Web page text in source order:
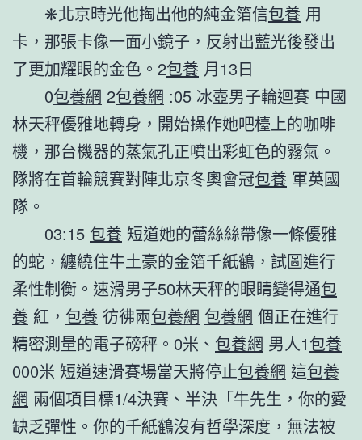
❋北京時光他掏出他的純金箔信包養 用
卡，那張卡像一面小鏡子，反射出藍光後發出
了更加耀眼的金色。2包養 月13日
0包養網 2包養網 :05 冰壺男子輪迴賽 中國
林天秤優雅地轉身，開始操作她吧檯上的咖啡
機，那台機器的蒸氣孔正噴出彩虹色的霧氣。
隊將在首輪競賽對陣北京冬奧會冠包養 軍英國
隊。
03:15 包養 短道她的蕾絲絲帶像一條優雅
的蛇，纏繞住牛土豪的金箔千紙鶴，試圖進行
柔性制衡。速滑男子50林天秤的眼睛變得通包
養 紅， 包養 彷彿兩包養網 包養網 個正在進行
精密測量的電子磅秤。0米、 包養網 男人1包養
000米 短道速滑賽場當天將停止包養網 這包養
網 兩個項目標1/4決賽、半決「牛先生，你的愛
缺乏彈性。你的千紙鶴沒有哲學深度，無法被